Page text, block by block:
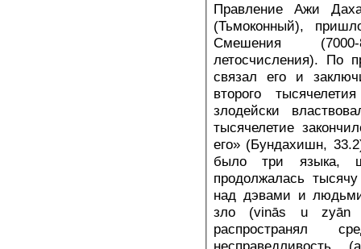
Правление Ажи
(Тьмоконный),
Смешения (7000-
летосчисления). По
связал его и
второго
злодейски
тысячелетие
его» (Бундахишн,
было три языка,
продолжалась
над дэвами и
зло (vinās u
распространял